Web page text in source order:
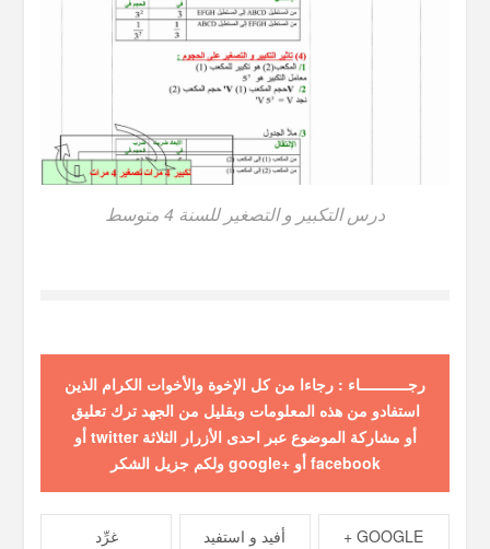
درس التكبير و التصغير للسنة 4 متوسط
رجـــــــــــاء : رجاءا من كل الإخوة والأخوات الكرام الذين
استفادو من هذه المعلومات وبقليل من الجهد ترك تعليق
أو مشاركة الموضوع عبر احدى الأزرار الثلاثة twitter أو
facebook أو +google ولكم جزيل الشكر
غرِّد أفيد و استفيد GOOGLE +